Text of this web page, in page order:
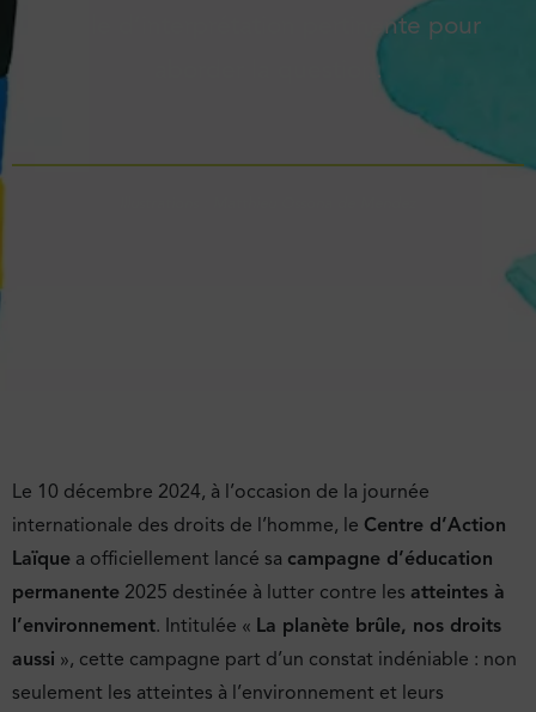
grille d’interprétation pertinente pour
aborder la question.
Le 10 décembre 2024, à l’occasion de la journée
internationale des droits de l’homme, le Centre d’Action
Laïque a officiellement lancé sa campagne d’éducation
permanente 2025 destinée à lutter contre les atteintes à
l’environnement. Intitulée « La planète brûle, nos droits
aussi », cette campagne part d’un constat indéniable : non
seulement les atteintes à l’environnement et leurs